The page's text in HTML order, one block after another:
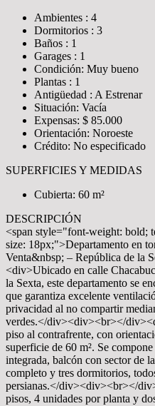
Ambientes : 4
Dormitorios : 3
Baños : 1
Garages : 1
Condición: Muy bueno
Plantas : 1
Antigüedad : A Estrenar
Situación: Vacía
Expensas: $ 85.000
Orientación: Noroeste
Crédito: No especificado
SUPERFICIES Y MEDIDAS
Cubierta: 60 m²
DESCRIPCIÓN
<span style="font-weight: bold;
size: 18px;">Departamento en
Venta&nbsp; – República de la
<div>Ubicado en calle
la Sexta, este departamento se
que garantiza excelente
privacidad al no compartir
verdes.</div><div><br></
piso al contrafrente, con
superficie de 60 m². Se
integrada, balcón con sector de
completo y tres dormitorios,
persianas.</div><div><br></
pisos, 4 unidades por planta y